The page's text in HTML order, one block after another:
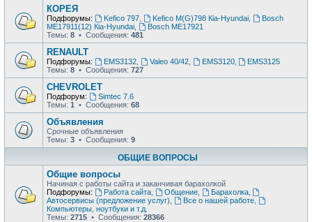
КОРЕЯ
Подфорумы: Kefico 797, Kefico M(G)798 Кia-Hyundai,
Bosch
ME17911(12) Кia-Hyundai
Bosch ME17921
Темы: 8 • Сообщения: 481
RENAULT
Подфорумы: EMS3132, Valeo 40/42, EMS3120,
EMS3125
Темы: 8 • Сообщения: 727
CHEVROLET
Подфорум:
Simtec 7.6
Темы: 1 • Сообщения: 68
Объявления
Срочные объявления
Темы: 3 • Сообщения: 9
ОБЩИЕ ВОПРОСЫ
Общие вопросы
Начиная с работы сайта и заканчивая барахолкой
Подфорумы:
Работа сайта, Общение, Барахолка,
Автосервисы (предложение услуг)
Все о нашей работе,
Компьютеры, ноутбуки и т.д.
Темы: 2715 • Сообщения: 28366